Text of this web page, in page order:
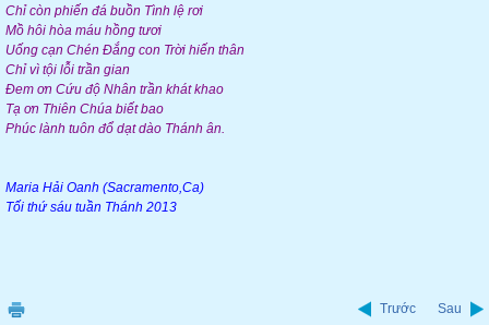
Chỉ còn phiến đá buồn Tình lệ rơi
Mồ hôi hòa máu hồng tươi
Uống cạn Chén Đắng con Trời hiến thân
Chỉ vì tội lỗi trần gian
Đem ơn Cứu độ Nhân trần khát khao
Tạ ơn Thiên Chúa biết bao
Phúc lành tuôn đổ dạt dào Thánh ân.
Maria Hải Oanh (Sacramento,Ca)
Tối thứ sáu tuần Thánh 2013
Trước Sau